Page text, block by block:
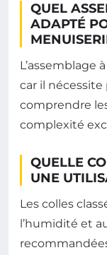
QUEL
ADAPTÉ
L’assemblage
car il
comprendre
complexité
QUELLE
UNE
Les colles
l’humidité et